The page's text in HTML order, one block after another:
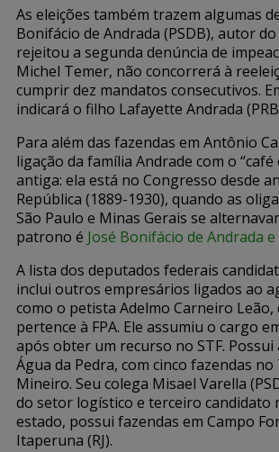
As eleições também trazem algumas
Bonifácio de Andrada (PSDB), autor
rejeitou a segunda denúncia de
Michel Temer, não concorrerá à
cumprir dez mandatos consecutivos.
indicará o filho Lafayette Andrada
Para além das fazendas em Antônio
ligação da família Andrade com o “café
antiga: ela está no Congresso desde
República (1889-1930), quando as
São Paulo e Minas Gerais se
patrono é José Bonifácio de Andrada e
A lista dos deputados federais
inclui outros empresários ligados ao
como o petista Adelmo Carneiro Leão,
pertence à FPA. Ele assumiu o cargo
após obter um recurso no STF.
Água da Pedra, com cinco fazendas
Mineiro. Seu colega Misael Varella
do setor logístico e terceiro candidato
estado, possui fazendas em Campo
Itaperuna (RJ).